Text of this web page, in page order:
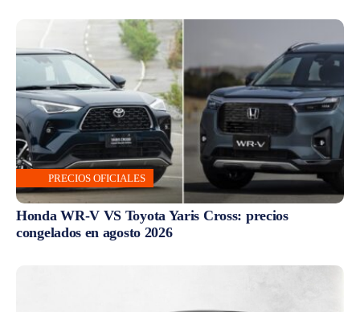
PRECIOS OFICIALES
Honda WR-V VS Toyota Yaris Cross: precios
congelados en agosto 2026